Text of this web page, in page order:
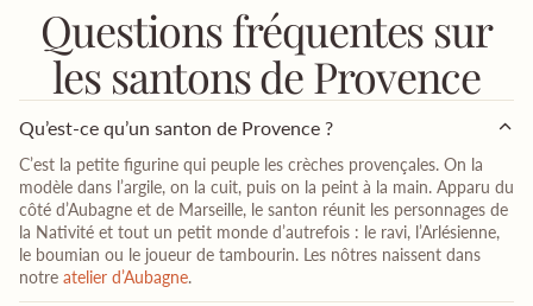
Questions fréquentes sur
les santons de Provence
Qu’est-ce qu’un santon de Provence ?
C’est la petite figurine qui peuple les crèches provençales. On la
modèle dans l’argile, on la cuit, puis on la peint à la main. Apparu du
côté d’Aubagne et de Marseille, le santon réunit les personnages de
la Nativité et tout un petit monde d’autrefois : le ravi, l’Arlésienne,
le boumian ou le joueur de tambourin. Les nôtres naissent dans
notre atelier d’Aubagne.